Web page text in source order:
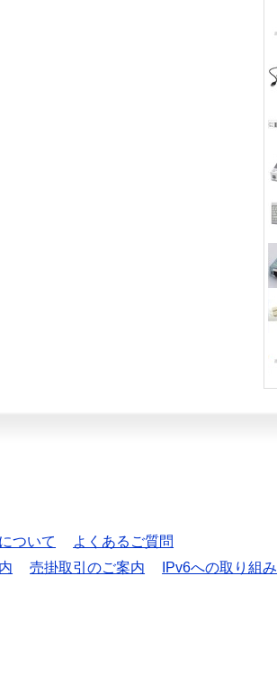
ついて
よくあるご質問
売掛取引のご案内
IPv6への取り組み